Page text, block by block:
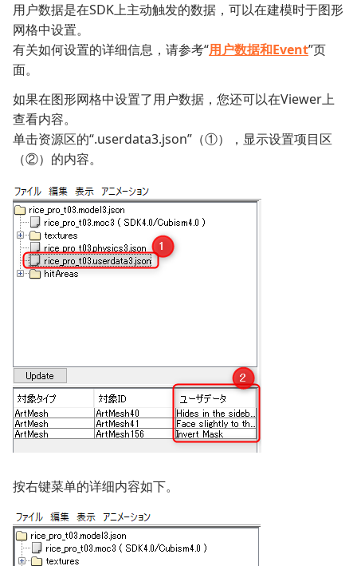
用户数据是在SDK上主动触发的数据，可以在建模时于图形
网格中设置。
有关如何设置的详细信息，请参考“用户数据和Event”页
面。
如果在图形网格中设置了用户数据，您还可以在Viewer上
查看内容。
单击资源区的“.userdata3.json”（①），显示设置项目区
（②）的内容。
按右键菜单的详细内容如下。